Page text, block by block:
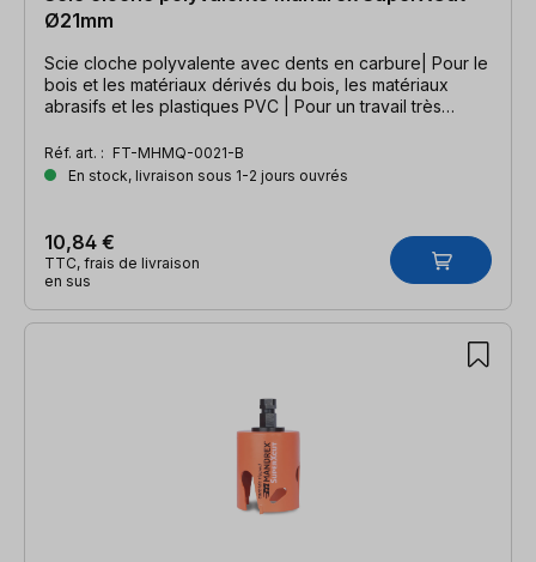
Ø21mm
Scie cloche polyvalente avec dents en carbure| Pour le
bois et les matériaux dérivés du bois, les matériaux
abrasifs et les plastiques PVC | Pour un travail très
Réf. art. : FT-MHMQ-0021-B
En stock, livraison sous 1-2 jours ouvrés
10,84 €
TTC, frais de livraison
en sus